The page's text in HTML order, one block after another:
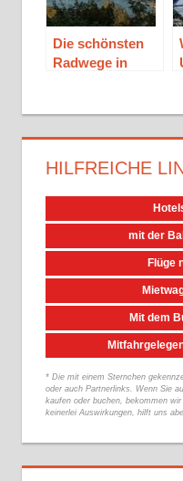
Die schönsten
Radwege in
HILFREICHE
mit der
Flüge
Mit dem
* Die mit einem Sternchen
oder auch Partnerlinks. Wenn Sie
kaufen oder buchen, bekommen
keinerlei Auswirkungen, hilft uns